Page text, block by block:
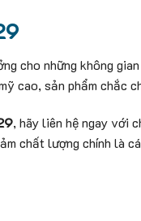
cho những không
cao, sản phẩm chắc
, hãy liên hệ ngay với
chất lượng chính là